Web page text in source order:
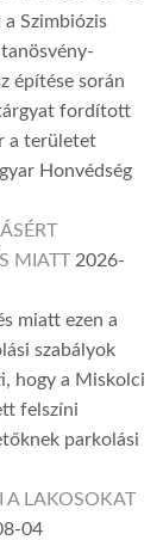
Szimbiózis
építése során
fordított
a területet
Honvédség
MIATT 2026-
miatt ezen a
szabályok
hogy a Miskolci
felszíni
parkolási
A LAKOSOKAT
04